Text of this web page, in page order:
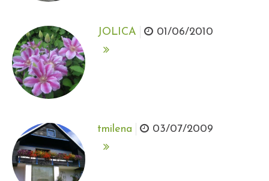
JOLICA 01/06/2010
tmilena 03/07/2009